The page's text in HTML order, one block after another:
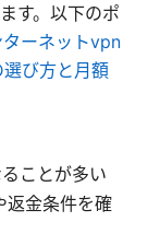
す。以下のポ
ターネットvpn
び方と月額
ことが多い
返金条件を確